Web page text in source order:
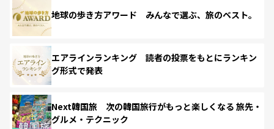
地球の歩き方アワード みんなで選ぶ、旅のベスト。
エアラインランキング 読者の投票をもとにランキン
グ形式で発表
Next韓国旅 次の韓国旅行がもっと楽しくなる 旅先・
グルメ・テクニック